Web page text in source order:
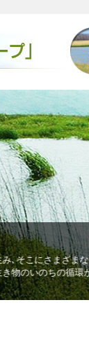
そこにさまざまな
のいのちの循環